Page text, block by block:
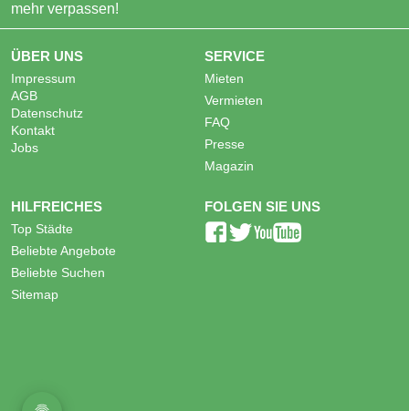
mehr verpassen!
ÜBER UNS
Impressum
AGB
Datenschutz
Kontakt
Jobs
SERVICE
Mieten
Vermieten
FAQ
Presse
Magazin
HILFREICHES
Top Städte
Beliebte Angebote
Beliebte Suchen
Sitemap
FOLGEN SIE UNS